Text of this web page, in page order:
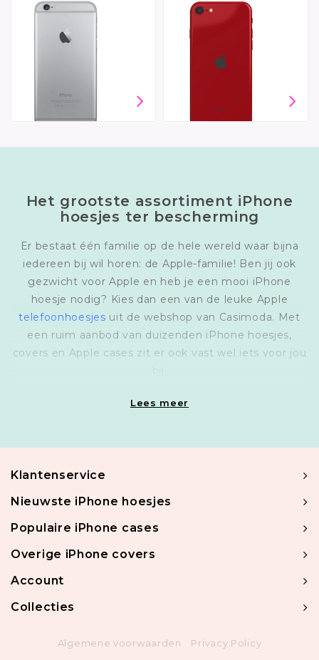
Het grootste assortiment iPhone
hoesjes ter bescherming
Er bestaat één familie op de hele wereld waar bijna
iedereen bij wil horen: de Apple-familie! Ben jij ook
gezwicht voor Apple en heb je een mooi iPhone
hoesje nodig? Kies dan een van de leuke Apple
telefoonhoesjes uit de webshop van Casimoda. Met
een ruim aanbod van duizenden iPhone hoesjes,
covers en Apple cases zit er ook vast wel iets voor jou
Lees meer
Klantenservice
Nieuwste iPhone hoesjes
Populaire iPhone cases
Overige iPhone covers
Account
Collecties
Algemene voorwaarden Privacy Policy